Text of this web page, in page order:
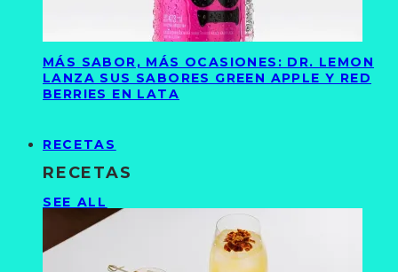
MÁS SABOR, MÁS OCASIONES: DR. LEMON
LANZA SUS SABORES GREEN APPLE Y RED
BERRIES EN LATA
RECETAS
RECETAS
SEE ALL